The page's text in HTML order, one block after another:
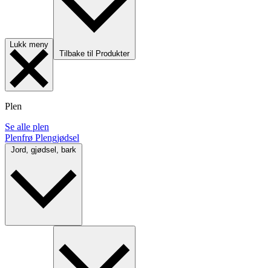
Lukk meny
Tilbake til Produkter
Plen
Se alle plen
Plenfrø Plengjødsel